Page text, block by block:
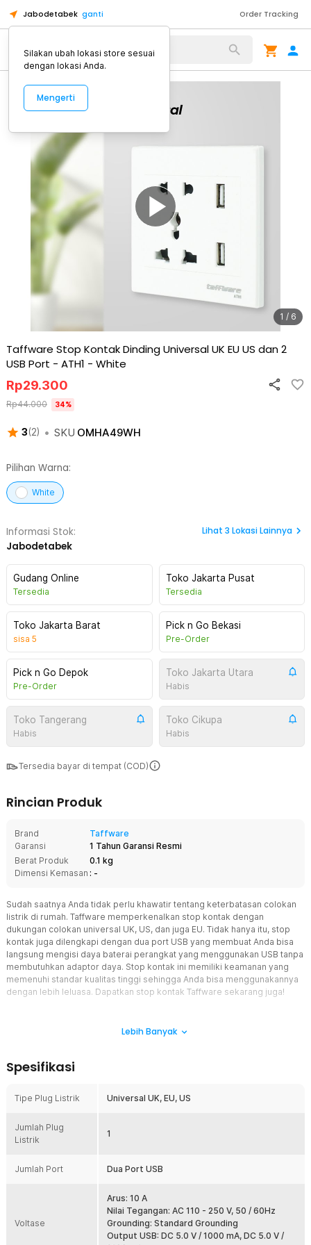
Jabodetabek ganti Order Tracking
Alat Kopi
1 / 6
Taffware Stop Kontak Dinding Universal UK EU US dan 2
USB Port - ATH1 - White
3(2) • SKU OMHA49WH
Rp29.300
Rp44.000 34%
Pilihan Warna:
White
Informasi Stok:
Jabodetabek
Lihat 3 Lokasi Lainnya
Gudang Online
Tersedia
Toko Jakarta Pusat
Tersedia
Toko Jakarta Barat
sisa 5
Pick n Go Bekasi
Pre-Order
Pick n Go Depok
Pre-Order
Toko Jakarta Utara
Habis
Toko Tangerang
Habis
Toko Cikupa
Habis
Tersedia bayar di tempat (COD)
Rincian Produk
Brand
Taffware
Garansi
1 Tahun Garansi Resmi
Berat Produk
0.1 kg
Dimensi Kemasan : -
Sudah saatnya Anda tidak perlu khawatir tentang keterbatasan colokan
listrik di rumah. Taffware memperkenalkan stop kontak dengan
dukungan colokan universal UK, US, dan juga EU. Tidak hanya itu, stop
kontak juga dilengkapi dengan dua port USB yang membuat Anda bisa
langsung mengisi daya baterai perangkat yang menggunakan USB tanpa
membutuhkan adaptor daya. Stop kontak ini memiliki keamanan yang
memenuhi standar kualitas tinggi sehingga Anda bisa menggunakannya
dengan lebih leluasa. Dapatkan stop kontak Taffware sekarang juga!
colokan yang tidak standar di Indonesia. Dengan menggunakan
tambahan untuk dapat menggunakan perangkat elektronik yang
menggunakan colokan EU, US, ataupun UK.
Dua Port USB
Terdapat dua buah port USB yang dapat digunakan untuk mengisi
Keberadaan USB port membuat Anda tidak lagi membutuhkan
Pemasangan stop kontak dari Taffware sama saja dengan
pemasangan colokan listrik lainnya. Anda dapat dengan mudah
Lebih Banyak
Spesifikasi
Tipe Plug Listrik Universal UK, EU, US
Jumlah Plug
Listrik
1
Jumlah Port Dua Port USB
Voltase
Arus: 10 A
Nilai Tegangan: AC 110 - 250 V, 50 / 60Hz
Grounding: Standard Grounding
Output USB: DC 5.0 V / 1000 mA, DC 5.0 V /
Silakan ubah lokasi store sesuai
dengan lokasi Anda.
Mengerti